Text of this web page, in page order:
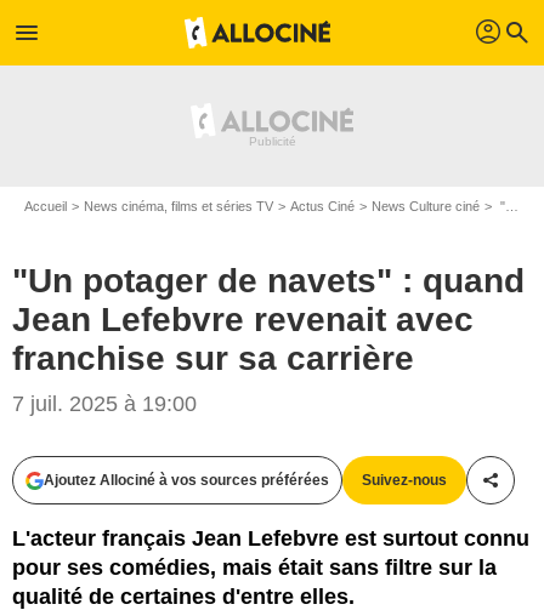
menu profil search
Accueil News cinéma, films et séries TV Actus Ciné News Culture ciné "Un potager de navets" : quand Jean Lefebvre revenait avec franchise sur sa carrière
"Un potager de navets" : quand
Jean Lefebvre revenait avec
franchise sur sa carrière
7 juil. 2025 à 19:00
Ajoutez Allociné à vos sources préférées Suivez-nous
L'acteur français Jean Lefebvre est surtout connu
pour ses comédies, mais était sans filtre sur la
qualité de certaines d'entre elles.